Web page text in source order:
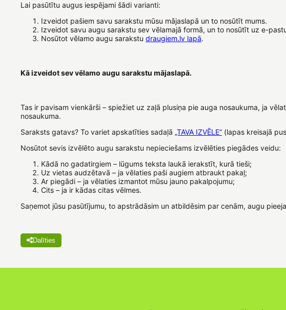
Lai pasūtītu augus iespējami šādi varianti:
Izveidot pašiem savu sarakstu mūsu mājaslapā un to nosūtīt mums.
Izveidot savu augu sarakstu sev vēlamajā formā, un to nosūtīt uz e-
Nosūtot vēlamo augu sarakstu draugiem.lv lapā.
Kā izveidot sev vēlamo augu sarakstu mājaslapā.
Tas ir pavisam vienkārši – spiežiet uz zaļā plusiņa pie auga nosaukuma, ja
nosaukuma.
Saraksts gatavs? To variet apskatīties sadaļā „TAVA IZVĒLE” (lapas kreisajā
Nosūtot sevis izvēlēto augu sarakstu nepieciešams izvēlēties piegādes veidu:
Kādā no gadatirgiem – lūgums teksta laukā ierakstīt, kurā tieši;
Uz vietas audzētavā – ja vēlaties paši augiem atbraukt pakaļ;
Ar piegādi – ja vēlaties izmantot mūsu jauno pakalpojumu;
Cits – ja ir kādas citas vēlmes.
Saņemot jūsu pasūtījumu, to apstrādāsim un atbildēsim par cenām, augu
Dalīties